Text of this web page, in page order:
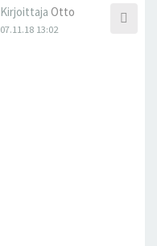
Kirjoittaja Otto
07.11.18 13:02